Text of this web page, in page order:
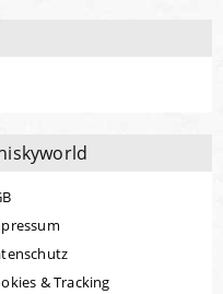
& Tracking